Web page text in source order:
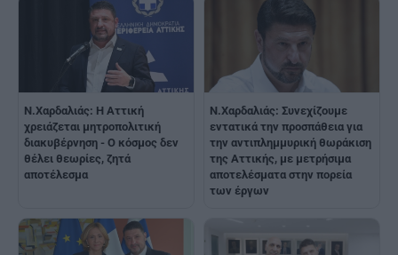
Ν.Χαρδαλιάς: Η Αττική
χρειάζεται μητροπολιτική
διακυβέρνηση - Ο κόσμος δεν
θέλει θεωρίες, ζητά
αποτέλεσμα
Ν.Χαρδαλιάς: Συνεχίζουμε
εντατικά την προσπάθεια για
την αντιπλημμυρική θωράκιση
της Αττικής, με μετρήσιμα
αποτελέσματα στην πορεία
των έργων